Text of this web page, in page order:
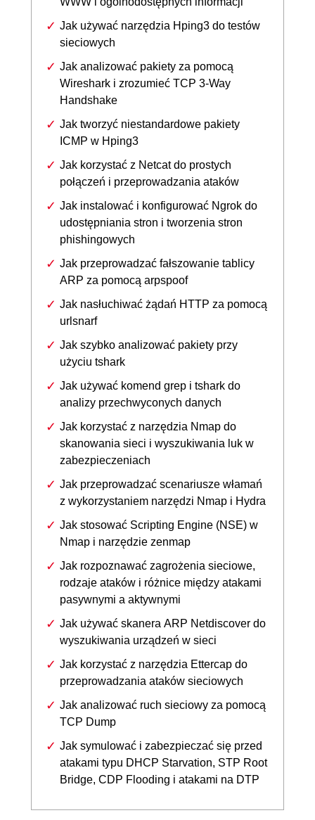
Jak używać narzędzia Hping3 do testów
sieciowych
Jak analizować pakiety za pomocą
Wireshark i zrozumieć TCP 3-Way
Handshake
Jak tworzyć niestandardowe pakiety
ICMP w Hping3
Jak korzystać z Netcat do prostych
połączeń i przeprowadzania ataków
Jak instalować i konfigurować Ngrok do
udostępniania stron i tworzenia stron
phishingowych
Jak przeprowadzać fałszowanie tablicy
ARP za pomocą arpspoof
Jak nasłuchiwać żądań HTTP za pomocą
urlsnarf
Jak szybko analizować pakiety przy
użyciu tshark
Jak używać komend grep i tshark do
analizy przechwyconych danych
Jak korzystać z narzędzia Nmap do
skanowania sieci i wyszukiwania luk w
zabezpieczeniach
Jak przeprowadzać scenariusze włamań
z wykorzystaniem narzędzi Nmap i Hydra
Jak stosować Scripting Engine (NSE) w
Nmap i narzędzie zenmap
Jak rozpoznawać zagrożenia sieciowe,
rodzaje ataków i różnice między atakami
pasywnymi a aktywnymi
Jak używać skanera ARP Netdiscover do
wyszukiwania urządzeń w sieci
Jak korzystać z narzędzia Ettercap do
przeprowadzania ataków sieciowych
Jak analizować ruch sieciowy za pomocą
TCP Dump
Jak symulować i zabezpieczać się przed
atakami typu DHCP Starvation, STP Root
Bridge, CDP Flooding i atakami na DTP